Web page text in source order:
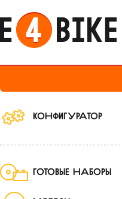
КОНФИГУРАТОР
ГОТОВЫЕ НАБОРЫ